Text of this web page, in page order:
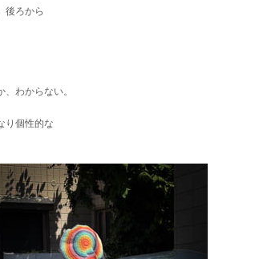
後ろから
わからない。
り個性的な